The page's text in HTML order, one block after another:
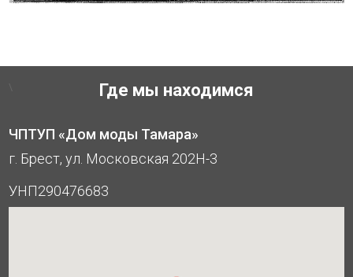
Где мы находимся
ЧПТУП «Дом моды Тамара»
г. Брест, ул. Московская 202Н-3
УНП290476683